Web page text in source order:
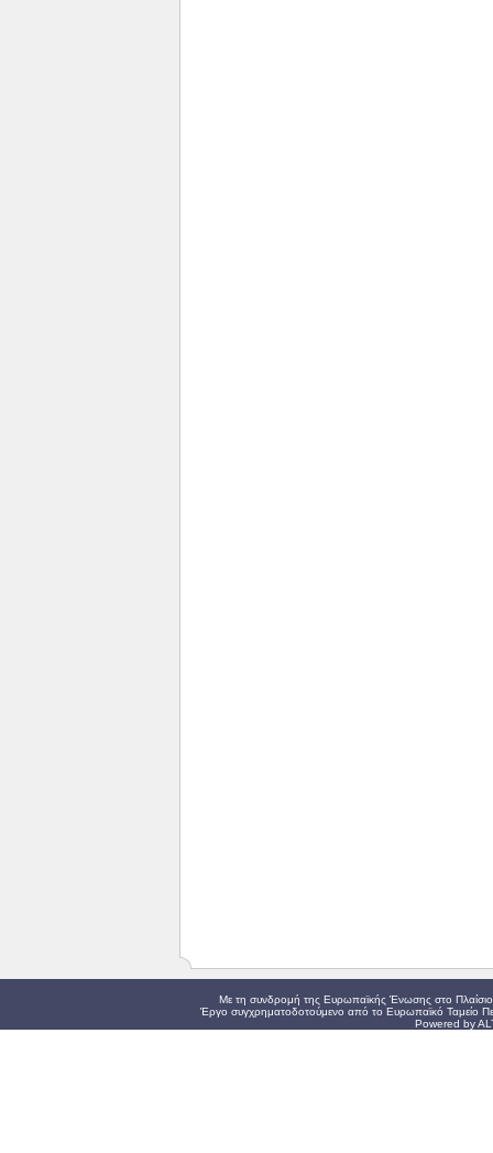
Με τη συνδρομή της Ευρωπαϊκής Ένωσης στο
Έργο συγχρηματοδοτούμενο από το Ευρωπαϊκό Ταμείο
Powered by